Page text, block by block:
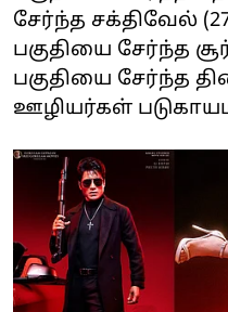
சேர்ந்த சக்திவேல்
பகுதியை சேர்ந்த
பகுதியை சேர்ந்த
ஊழியர்கள்